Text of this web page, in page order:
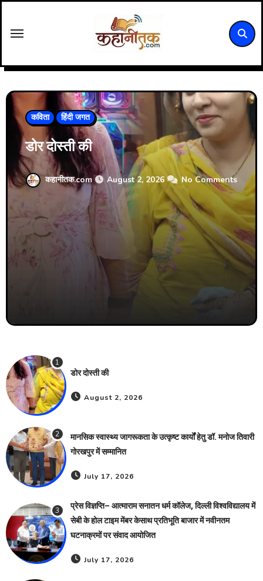
content
कविता हिंदी जगत
डोर दोस्ती की
कहानीतक.com August 2, 2026 No Comments
1
डोर दोस्ती की
August 2, 2026
2
मानसिक स्वास्थ्य जागरूकता के उत्कृष्ट कार्यों हेतु डॉ. मनोज तिवारी
गोरखपुर में सम्मानित
July 17, 2026
3
प्रेस विज्ञप्ति– आत्माराम सनातन धर्म कॉलेज, दिल्ली विश्वविद्यालय में
सेबी के होल टाइम मेंबर केसाथ प्रतिभूति बाजार में नवीनतम
घटनाक्रमों पर संवाद आयोजित
July 17, 2026